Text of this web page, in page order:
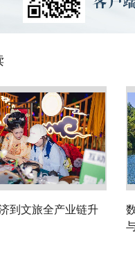
到文旅全产业链升